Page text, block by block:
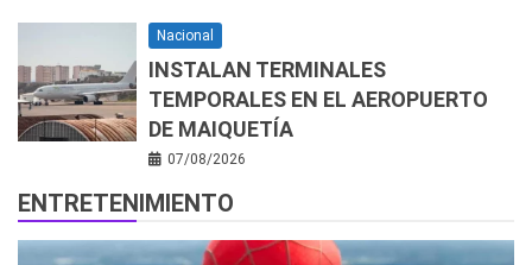
Nacional
INSTALAN TERMINALES
TEMPORALES EN EL AEROPUERTO
DE MAIQUETÍA
07/08/2026
ENTRETENIMIENTO